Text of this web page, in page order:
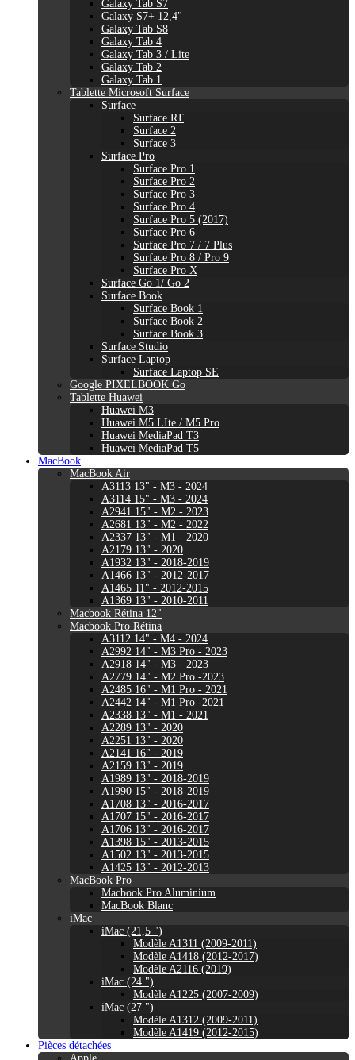
Galaxy Tab S7
Galaxy S7+ 12,4"
Galaxy Tab S8
Galaxy Tab 4
Galaxy Tab 3 / Lite
Galaxy Tab 2
Galaxy Tab 1
Tablette Microsoft Surface
Surface
Surface RT
Surface 2
Surface 3
Surface Pro
Surface Pro 1
Surface Pro 2
Surface Pro 3
Surface Pro 4
Surface Pro 5 (2017)
Surface Pro 6
Surface Pro 7 / 7 Plus
Surface Pro 8 / Pro 9
Surface Pro X
Surface Go 1/ Go 2
Surface Book
Surface Book 1
Surface Book 2
Surface Book 3
Surface Studio
Surface Laptop
Surface Laptop SE
Google PIXELBOOK Go
Tablette Huawei
Huawei M3
Huawei M5 LIte / M5 Pro
Huawei MediaPad T3
Huawei MediaPad T5
MacBook
MacBook Air
A3113 13" - M3 - 2024
A3114 15" - M3 - 2024
A2941 15" - M2 - 2023
A2681 13" - M2 - 2022
A2337 13" - M1 - 2020
A2179 13" - 2020
A1932 13" - 2018-2019
A1466 13" - 2012-2017
A1465 11" - 2012-2015
A1369 13" - 2010-2011
Macbook Rétina 12"
Macbook Pro Rétina
A3112 14" - M4 - 2024
A2992 14" - M3 Pro - 2023
A2918 14" - M3 - 2023
A2779 14" - M2 Pro -2023
A2485 16" - M1 Pro - 2021
A2442 14" - M1 Pro -2021
A2338 13" - M1 - 2021
A2289 13" - 2020
A2251 13" - 2020
A2141 16" - 2019
A2159 13" - 2019
A1989 13" - 2018-2019
A1990 15" - 2018-2019
A1708 13" - 2016-2017
A1707 15" - 2016-2017
A1706 13" - 2016-2017
A1398 15" - 2013-2015
A1502 13" - 2013-2015
A1425 13" - 2012-2013
MacBook Pro
Macbook Pro Aluminium
MacBook Blanc
iMac
iMac (21,5 ")
Modèle A1311 (2009-2011)
Modèle A1418 (2012-2017)
Modèle A2116 (2019)
iMac (24 ")
Modèle A1225 (2007-2009)
iMac (27 ")
Modèle A1312 (2009-2011)
Modèle A1419 (2012-2015)
Pièces détachées